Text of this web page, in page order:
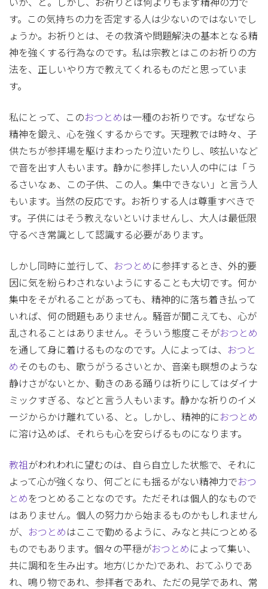
いか、と。しかし、お祈りとは何よりもまず精神の力で
す。この気持ちの力を否定する人は少ないのではないでし
ょうか。お祈りとは、その救済や問題解決の基本となる精
神を強くする行為なのです。私は宗教とはこのお祈りの方
法を、正しいやり方で教えてくれるものだと思っていま
す。
私にとって、このおつとめ は一種のお祈りです。なぜなら
精神を鍛え、心を強くするからです。天理教では時々、子
供たちが参拝場を駆けまわったり泣いたりし、咳払いなど
で音を出す人もいます。静かに参拝したい人の中には「う
るさいなぁ、この子供、この人。集中できない」と言う人
もいます。当然の反応です。お祈りする人は尊重すべきで
す。子供にはそう教えないといけませんし、大人は最低限
守るべき常識として認識する必要があります。
しかし同時に並行して、 おつとめ に参拝するとき、外的要
因に気を紛らわされないようにすることも大切です。何か
集中をそがれることがあっても、精神的に落ち着き払って
いれば、何の問題もありません。騒音が聞こえても、心が
乱されることはありません。そういう態度こそがおつとめ
を通して身に着けるものなのです。人によっては、
おつと
め そのものも、歌うがうるさいとか、音楽も瞑想のような
静けさがないとか、動きのある踊りは祈りにしてはダイナ
ミックすぎる、などと言う人もいます。静かな祈りのイメ
ージからかけ離れている、と。しかし、精神的に おつとめ
に溶け込めば、それらも心を安らげるものになります。
教祖がわれわれに望むのは、自ら自立した状態で、それに
よって心が強くなり、何ごとにも揺るがない精神力でおつ
とめ をつとめることなのです。ただそれは個人的なもので
はありません。個人の努力から始まるものかもしれません
が、
おつとめ はここで勤めるように、みなと共につとめる
ものでもあります。個々の平穏がおつとめ によって集い、
共に調和を生み出す。地方(じかた)であれ、おてふりであ
れ、鳴り物であれ、参拝者であれ、ただの見学であれ、常